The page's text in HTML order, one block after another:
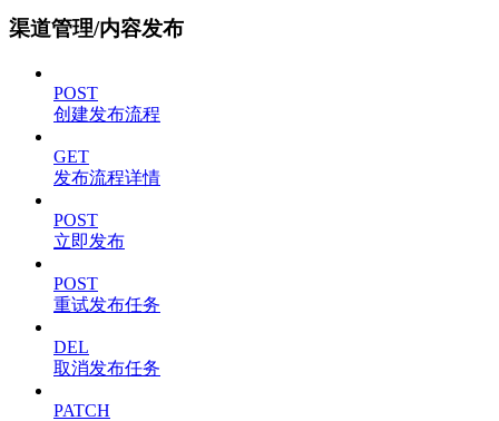
渠道管理/内容发布
POST
创建发布流程
GET
发布流程详情
POST
立即发布
POST
重试发布任务
DEL
取消发布任务
PATCH